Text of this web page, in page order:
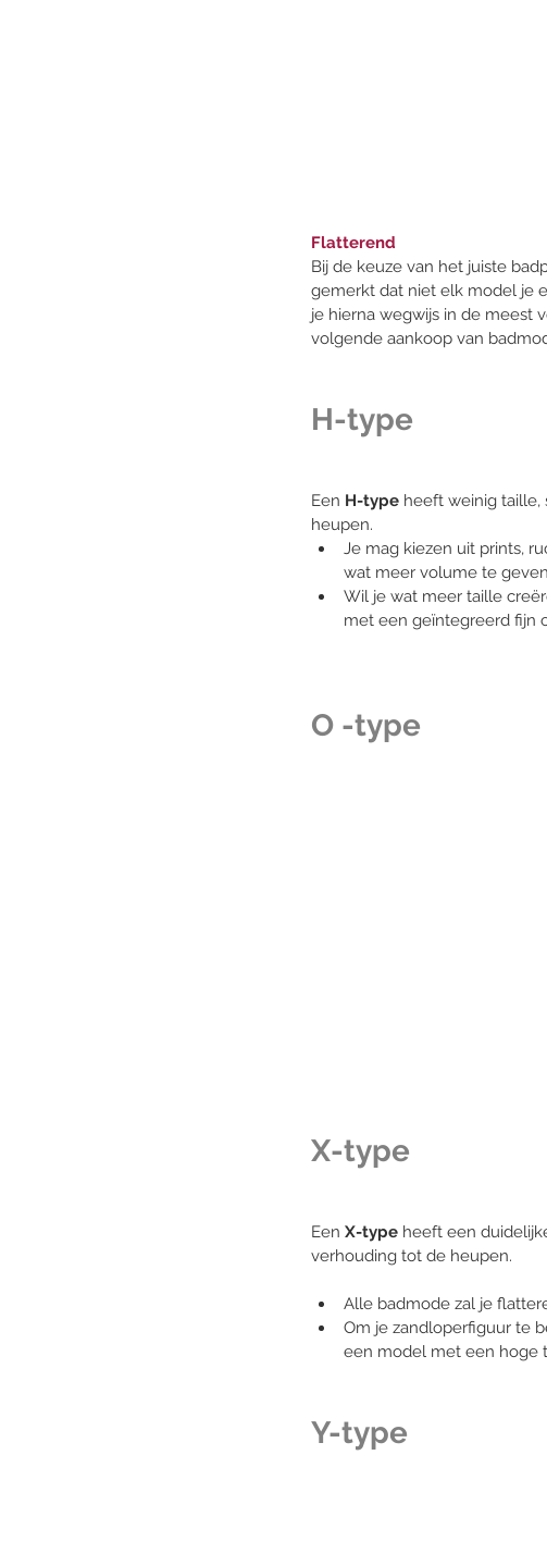
Flatterend
Bij de keuze van het juiste
gemerkt dat niet elk model je
je hierna wegwijs in de meest
volgende aankoop van
H-type
Een H-type heeft weinig taille,
heupen.
Je mag kiezen uit prints,
wat meer volume te
Wil je wat meer taille
met een geïntegreerd fijn
O -type
X-type
Een X-type heeft een
verhouding tot de heupen.
Alle badmode zal je
Om je zandloperfiguur te
een model met een hoge
Y-type